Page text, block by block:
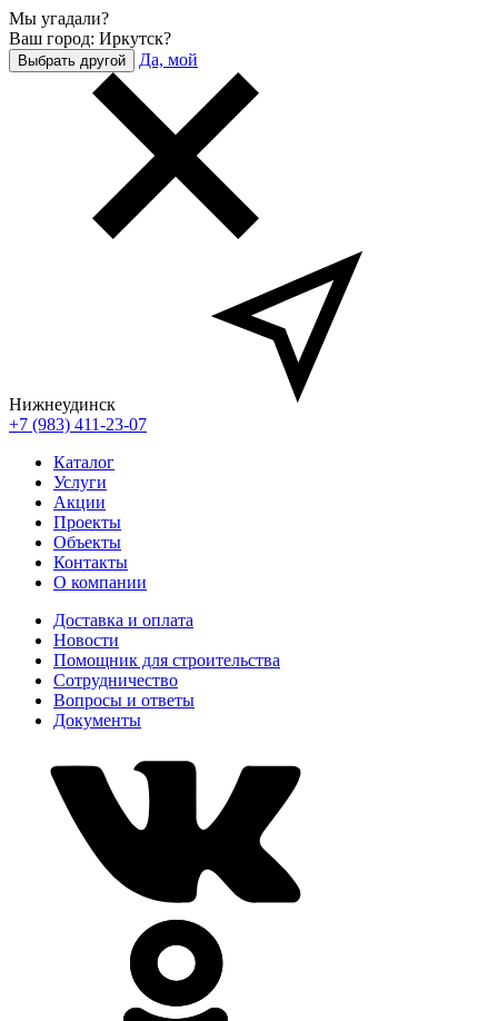
Мы угадали?
Ваш город: Иркутск?
Выбрать другой Да, мой
Нижнеудинск
+7 (983) 411-23-07
Каталог
Услуги
Акции
Проекты
Объекты
Контакты
О компании
Доставка и оплата
Новости
Помощник для строительства
Сотрудничество
Вопросы и ответы
Документы